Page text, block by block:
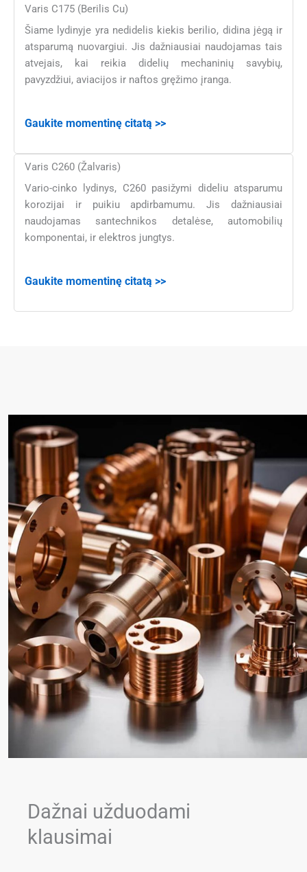
Varis C175 (Berilis Cu)
Šiame lydinyje yra nedidelis kiekis berilio, didina jėgą ir
atsparumą nuovargiui. Jis dažniausiai naudojamas tais
atvejais, kai reikia didelių mechaninių savybių,
pavyzdžiui, aviacijos ir naftos gręžimo įranga.
Gaukite momentinę citatą >>
Varis C260 (Žalvaris)
Vario-cinko lydinys, C260 pasižymi dideliu atsparumu
korozijai ir puikiu apdirbamumu. Jis dažniausiai
naudojamas santechnikos detalėse, automobilių
komponentai, ir elektros jungtys.
Gaukite momentinę citatą >>
Dažnai užduodami
klausimai